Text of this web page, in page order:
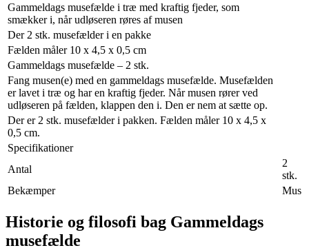
Gammeldags musefælde i træ med kraftig fjeder, som
smækker i, når udløseren røres af musen
Der 2 stk. musefælder i en pakke
Fælden måler 10 x 4,5 x 0,5 cm
Gammeldags musefælde – 2 stk.
Fang musen(e) med en gammeldags musefælde. Musefælden
er lavet i træ og har en kraftig fjeder. Når musen rører ved
udløseren på fælden, klappen den i. Den er nem at sætte op.
Der er 2 stk. musefælder i pakken. Fælden måler 10 x 4,5 x
0,5 cm.
Specifikationer
Antal
2
stk.
Bekæmper
Mus
Historie og filosofi bag Gammeldags
musefælde